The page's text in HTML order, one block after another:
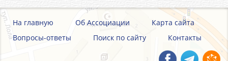
На главную Об Ассоциации
Карта сайта
Вопросы-ответы
Поиск по сайту Контакты